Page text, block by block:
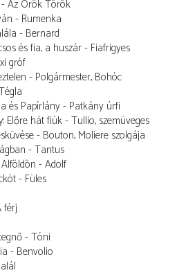
- Az Örök Török
- Rumenka
- Bernard
és fia, a huszár - Fiafrigyes
gróf
- Polgármester, Bohóc
és Papírlány - Patkány úrfi
hát fiúk - Tullio, szemüveges
- Bouton, Moliere szolgája
- Tantus
- Adolf
- Füles
férj
- Tóni
- Benvolio